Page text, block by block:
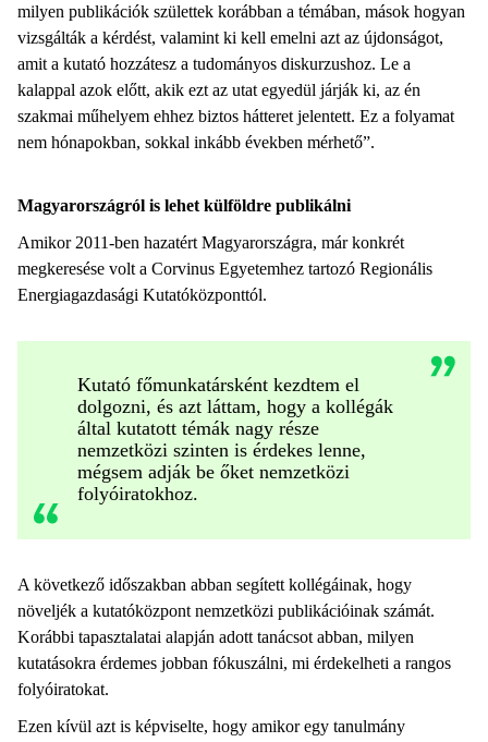
milyen publikációk születtek korábban a témában, mások hogyan
vizsgálták a kérdést, valamint ki kell emelni azt az újdonságot,
amit a kutató hozzátesz a tudományos diskurzushoz. Le a
kalappal azok előtt, akik ezt az utat egyedül járják ki, az én
szakmai műhelyem ehhez biztos hátteret jelentett. Ez a folyamat
nem hónapokban, sokkal inkább években mérhető”.
Magyarországról is lehet külföldre publikálni
Amikor 2011-ben hazatért Magyarországra, már konkrét
megkeresése volt a Corvinus Egyetemhez tartozó Regionális
Energiagazdasági Kutatóközponttól.
Kutató főmunkatársként kezdtem el
dolgozni, és azt láttam, hogy a kollégák
által kutatott témák nagy része
nemzetközi szinten is érdekes lenne,
mégsem adják be őket nemzetközi
folyóiratokhoz.
A következő időszakban abban segített kollégáinak, hogy
növeljék a kutatóközpont nemzetközi publikációinak számát.
Korábbi tapasztalatai alapján adott tanácsot abban, milyen
kutatásokra érdemes jobban fókuszálni, mi érdekelheti a rangos
folyóiratokat.
Ezen kívül azt is képviselte, hogy amikor egy tanulmány